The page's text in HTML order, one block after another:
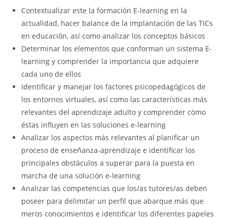
Contextualizar este la formación E-learning en la
actualidad, hacer balance de la implantación de las TICs
en educación, así como analizar los conceptos básicos
Determinar los elementos que conforman un sistema E-
learning y comprender la importancia que adquiere
cada uno de ellos
Identificar y manejar los factores psicopedagógicos de
los entornos virtuales, así como las características más
relevantes del aprendizaje adulto y comprender cómo
éstas influyen en las soluciones e-learning
Analizar los aspectos más relevantes al planificar un
proceso de enseñanza-aprendizaje e identificar los
principales obstáculos a superar para la puesta en
marcha de una solución e-learning
Analizar las competencias que los/as tutores/as deben
poseer para delimitar un perfil que abarque más que
meros conocimientos e identificar los diferentes papeles